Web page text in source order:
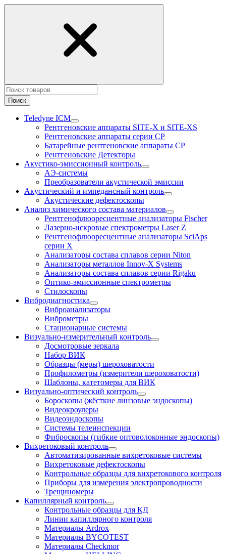
Поиск
Teledyne ICM
Рентгеновские аппараты SITE-X и SITE-XS
Рентгеновские аппараты серии CP
Батарейные рентгеновские аппараты CP
Рентгеновские Детекторы
Акустико-эмисcионный контроль
АЭ-системы
Преобразователи акустической эмиссии
Акустический и импедансный контроль
Акустические дефектоскопы
Анализ химического состава материалов
Рентгенофлюоресцентные анализаторы Fischer
Лазерно-искровые спектрометры Laser Z
Рентгенофлюоресцентные анализаторы SciAps
серии Х
Анализаторы состава сплавов серии Niton
Анализаторы металлов Innov-X Systems
Анализаторы состава сплавов серии Rigaku
Оптико-эмиссионные спектрометры
Стилоскопы
Вибродиагностика
Виброанализаторы
Виброметры
Стационарные системы
Визуально-измерительный контроль
Досмотровые зеркала
Набор ВИК
Образцы (меры) шероховатости
Профилометры (измерители шероховатости)
Шаблоны, катетомеры для ВИК
Визуально-оптический контроль
Бороскопы (жёсткие линзовые эндоскопы)
Видеокроулеры
Видеоэндоскопы
Системы телеинспекции
Фиброскопы (гибкие оптоволоконные эндоскопы)
Вихретоковый контроль
Автоматизированные вихретоковые системы
Вихретоковые дефектоскопы
Контрольные образцы для вихретокового контроля
Приборы для измерения электропроводности
Трещиномеры
Капиллярный контроль
Контрольные образцы для КД
Линии капиллярного контроля
Материалы Ardrox
Материалы BYCOTEST
Материалы Checkmor